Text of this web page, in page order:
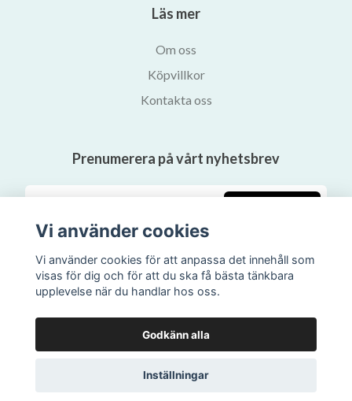
Läs mer
Om oss
Köpvillkor
Kontakta oss
Prenumerera på vårt nyhetsbrev
© 2026 Svalans Bokhandel
Vi använder cookies
Vi använder cookies för att anpassa det innehåll som
visas för dig och för att du ska få bästa tänkbara
upplevelse när du handlar hos oss.
Godkänn alla
Inställningar